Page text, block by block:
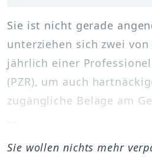
Sie ist nicht gerade
unterziehen sich zwei
jährlich einer
(PZR), um auch
zugängliche Beläge am
Sie wollen nichts mehr